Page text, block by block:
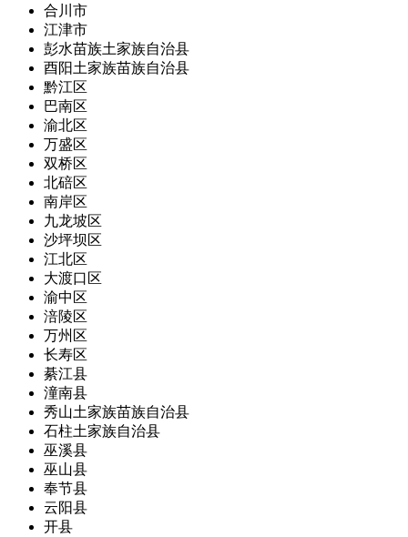
合川市
江津市
彭水苗族土家族自治县
酉阳土家族苗族自治县
黔江区
巴南区
渝北区
万盛区
双桥区
北碚区
南岸区
九龙坡区
沙坪坝区
江北区
大渡口区
渝中区
涪陵区
万州区
长寿区
綦江县
潼南县
秀山土家族苗族自治县
石柱土家族自治县
巫溪县
巫山县
奉节县
云阳县
开县